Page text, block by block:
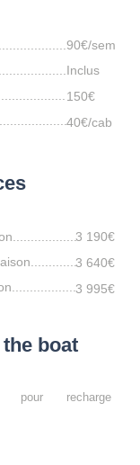
90€/sem
Inclus
150€
40€/cab
3 190€
3 640€
3 995€
boat
pour recharge